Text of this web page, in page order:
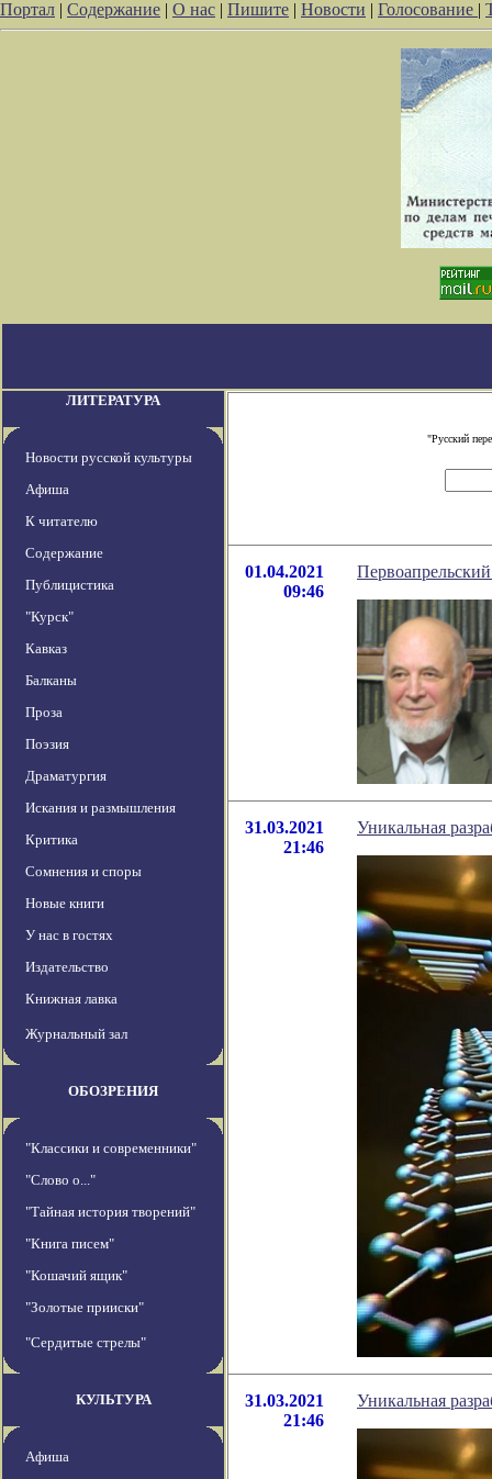
Портал | Содержание | О нас | Пишите | Новости | Голосование |
ЛИТЕРАТУРА
Новости русской культуры
Афиша
К читателю
Содержание
Публицистика
"Курск"
Кавказ
Балканы
Проза
Поэзия
Драматургия
Искания и размышления
Критика
Сомнения и споры
Новые книги
У нас в гостях
Издательство
Книжная лавка
Журнальный зал
ОБОЗРЕНИЯ
"Классики и современники"
"Слово о..."
"Тайная история творений"
"Книга писем"
"Кошачий ящик"
"Золотые прииски"
"Сердитые стрелы"
КУЛЬТУРА
Афиша
"Русский
01.04.2021
09:46
31.03.2021
21:46
Уникальная
31.03.2021
21:46
Уникальная